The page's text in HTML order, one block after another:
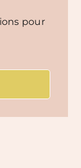
pour